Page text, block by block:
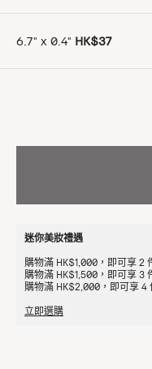
6.7" x 0.4" HK$37
迷你美妝禮遇
購物滿 HK$1,000，即可享 2
購物滿 HK$1,500，即可享 3
購物滿 HK$2,000，即可享 4
立即選購